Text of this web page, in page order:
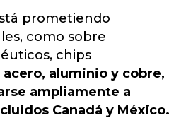
prometiendo
como sobre
chips
acero, aluminio y cobre,
ampliamente a
Canadá y México.